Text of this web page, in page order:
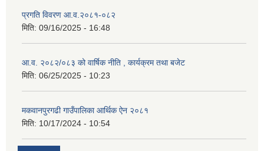
प्रगति विवरण आ.व.२०८१-०८२
मिति: 09/16/2025 - 16:48
आ.व. २०८२/०८३ को वार्षिक नीति , कार्यक्रम तथा बजेट
मिति: 06/25/2025 - 10:23
मकवानपुरगढी गाउँपालिका आर्थिक ‌‌‌ऐन २०८१
मिति: 10/17/2024 - 10:54